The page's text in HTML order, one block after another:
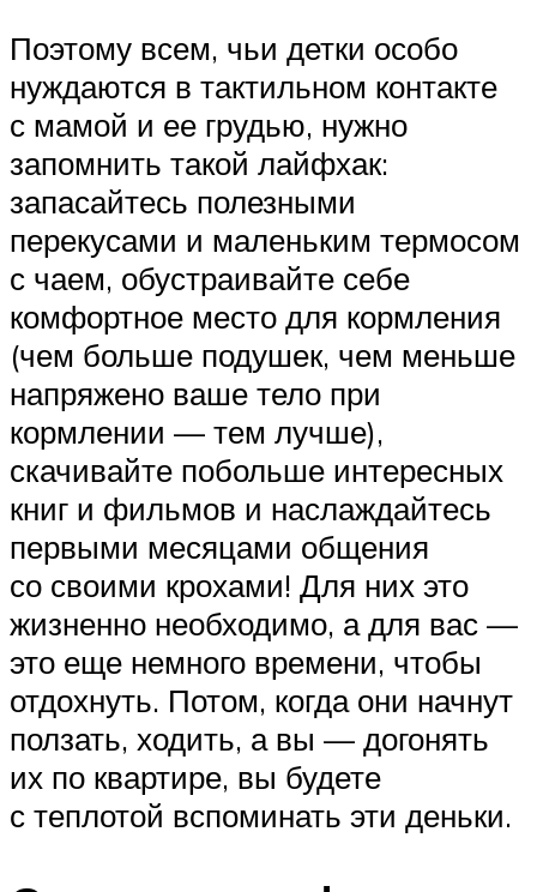
Поэтому всем, чьи детки особо
нуждаются в тактильном контакте
с мамой и ее грудью, нужно
запомнить такой лайфхак:
запасайтесь полезными
перекусами и маленьким термосом
с чаем, обустраивайте себе
комфортное место для кормления
(чем больше подушек, чем меньше
напряжено ваше тело при
кормлении — тем лучше),
скачивайте побольше интересных
книг и фильмов и наслаждайтесь
первыми месяцами общения
со своими крохами! Для них это
жизненно необходимо, а для вас —
это еще немного времени, чтобы
отдохнуть. Потом, когда они начнут
ползать, ходить, а вы — догонять
их по квартире, вы будете
с теплотой вспоминать эти деньки.